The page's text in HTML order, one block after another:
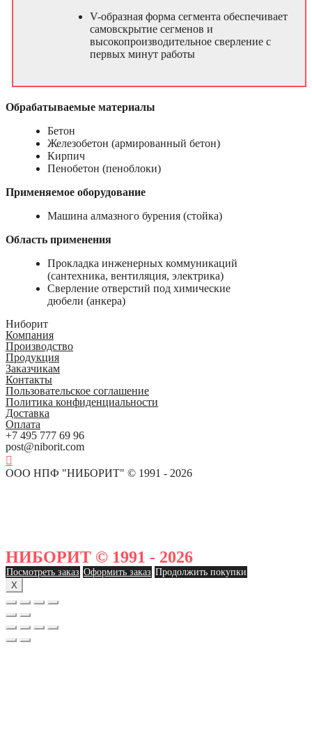
V-образная форма сегмента обеспечивает
самовскрытие сегменов и
высокопроизводительное сверление с
первых минут работы
Обрабатываемые материалы
Бетон
Железобетон (армированный бетон)
Кирпич
Пенобетон (пеноблоки)
Применяемое оборудование
Машина алмазного бурения (стойка)
Область применения
Прокладка инженерных коммуникаций
(сантехника, вентиляция, электрика)
Сверление отверстий под химические
дюбели (анкера)
Ниборит
Компания
Производство
Продукция
Заказчикам
Контакты
Пользовательское соглашение
Политика конфиденциальности
Доставка
Оплата
+7 495 777 69 96
post@niborit.com
ООО НПФ "НИБОРИТ" © 1991 - 2026
НИБОРИТ © 1991 - 2026
Посмотреть заказ Оформить заказ Продолжить покупки
X